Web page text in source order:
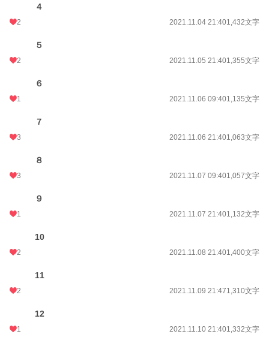
４
2 2021.11.04 21:401,432文字
５
2 2021.11.05 21:401,355文字
６
1 2021.11.06 09:401,135文字
７
3 2021.11.06 21:401,063文字
８
3 2021.11.07 09:401,057文字
９
1 2021.11.07 21:401,132文字
10
2 2021.11.08 21:401,400文字
11
2 2021.11.09 21:471,310文字
12
1 2021.11.10 21:401,332文字